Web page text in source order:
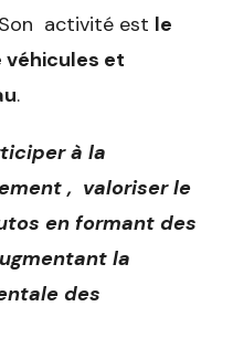
activité est le
véhicules et
.
à la
, valoriser le
en formant des
la
des